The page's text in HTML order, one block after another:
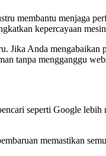
membantu menjaga
kepercayaan
Jika Anda
tanpa mengganggu
seperti Google
memastikan